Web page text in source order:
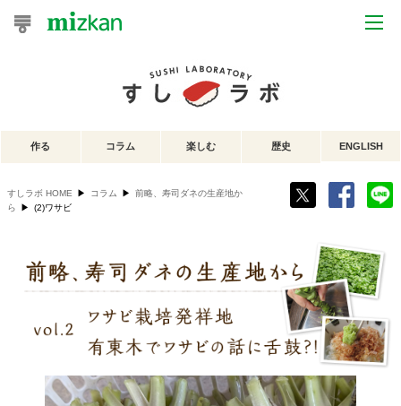
レシピカテゴリ一覧
レシピ名特集
作る コラム 楽しむ 歴史 ENGLISH
すしラボ HOME ▶ コラム ▶
前略、寿司ダネの生産地か
ら
▶ (2)ワサビ